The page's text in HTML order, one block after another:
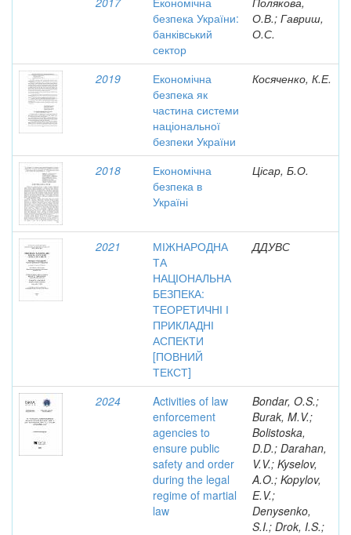
безпека України:
банківський
сектор
О.В.; Гавриш,
О.С.
2019
Економічна
безпека як
частина системи
національної
безпеки України
Косяченко, К.Е.
2018
Економічна
безпека в
Україні
Цісар, Б.О.
2021
МІЖНАРОДНА
ТА
НАЦІОНАЛЬНА
БЕЗПЕКА:
ТЕОРЕТИЧНІ І
ПРИКЛАДНІ
АСПЕКТИ
[ПОВНИЙ
ТЕКСТ]
ДДУВС
2024
Activities of law
enforcement
agencies to
ensure public
safety and order
during the legal
regime of martial
law
Bondar, O.S.;
Burak, M.V.;
Bolistoska,
D.D.; Darahan,
V.V.; Kyselov,
A.O.; Kopylov,
E.V.;
Denysenko,
S.I.; Drok, I.S.;